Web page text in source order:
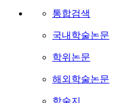
통합검색
국내학술논문
학위논문
해외학술논문